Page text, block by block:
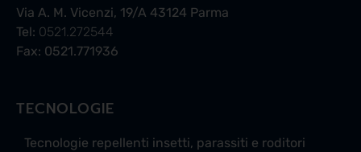
Via A. M. Vicenzi, 19/A 43124 Parma
Tel: 0521.272544
Fax: 0521.771936
TECNOLOGIE
Tecnologie repellenti insetti, parassiti e roditori